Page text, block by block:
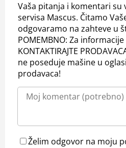
Vaša pitanja i komentari su
servisa Mascus. Čitamo
odgovaramo na zahteve u
POMEMBNO: Za
KONTAKTIRAJTE
ne poseduje mašine u
prodavaca!
Želim odgovor na moju